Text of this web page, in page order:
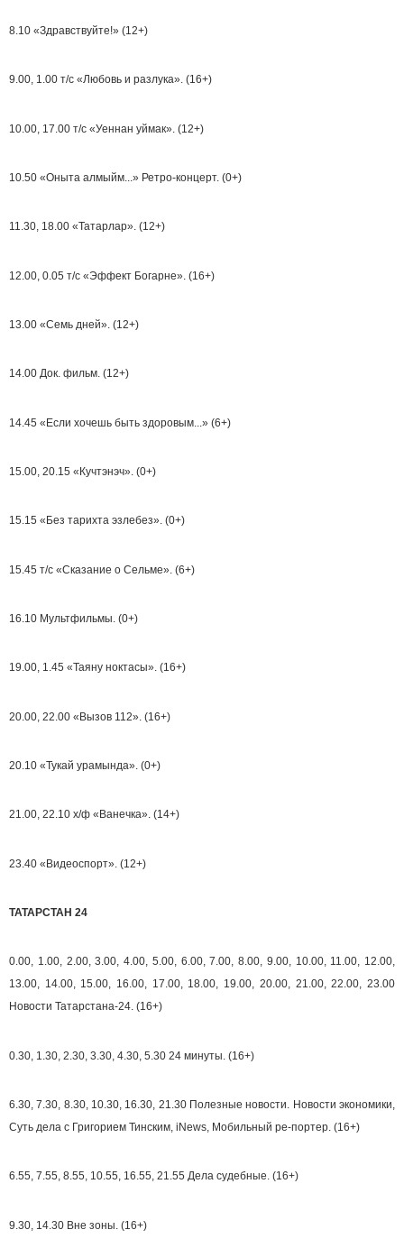
8.10 «Здравствуйте!» (12+)
9.00, 1.00 т/с «Любовь и разлука». (16+)
10.00, 17.00 т/с «Уеннан уймак». (12+)
10.50 «Оныта алмыйм...» Ретро-концерт. (0+)
11.30, 18.00 «Татарлар». (12+)
12.00, 0.05 т/с «Эффект Богарне». (16+)
13.00 «Семь дней». (12+)
14.00 Док. фильм. (12+)
14.45 «Если хочешь быть здоровым...» (6+)
15.00, 20.15 «Кyчтэнэч». (0+)
15.15 «Без тарихта эзлебез». (0+)
15.45 т/с «Сказание о Сельме». (6+)
16.10 Мультфильмы. (0+)
19.00, 1.45 «Таяну ноктасы». (16+)
20.00, 22.00 «Вызов 112». (16+)
20.10 «Тукай урамында». (0+)
21.00, 22.10 х/ф «Ванечка». (14+)
23.40 «Видеоспорт». (12+)
ТАТАРСТАН 24
0.00, 1.00, 2.00, 3.00, 4.00, 5.00, 6.00, 7.00, 8.00, 9.00, 10.00, 11.00, 12.00,
13.00, 14.00, 15.00, 16.00, 17.00, 18.00, 19.00, 20.00, 21.00, 22.00, 23.00
Новости Татарстана-24. (16+)
0.30, 1.30, 2.30, 3.30, 4.30, 5.30 24 минуты. (16+)
6.30, 7.30, 8.30, 10.30, 16.30, 21.30 Полезные новости. Новости экономики,
Суть дела с Григорием Тинским, iNews, Мобильный ре-портер. (16+)
6.55, 7.55, 8.55, 10.55, 16.55, 21.55 Дела судебные. (16+)
9.30, 14.30 Вне зоны. (16+)